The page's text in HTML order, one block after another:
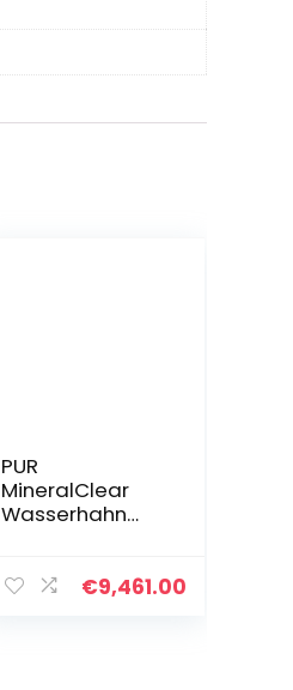
PUR
MineralClear
Wasserhahn
Filtersysteme, 4
€9,461.00